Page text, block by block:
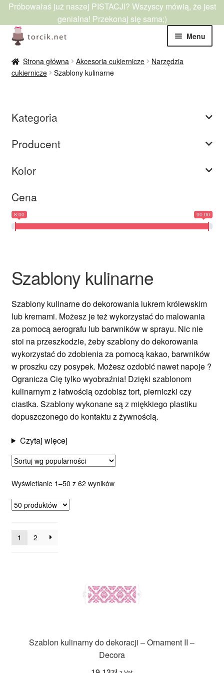
Próbowałaś już naszej PISTACJI? Wszyscy mówią, że jest
genialna! Przekonaj się sama;)
Przejdź
do
nawigacji
Przejdź
do
treści
Menu
Jadalne
Barwniki spożywcze
Tematyczne
Blog
Wyprzedaż
Nowości
Strona główna Akcesoria cukiernicze
Narzędzia
cukiernicze
Szablony kulinarne
Szablony kulinarne
Szablony kulinarne do dekorowania lukrem królewskim
lub kremami. Możesz je też wykorzystać do malowania
za pomocą aerografu lub barwników w sprayu. Nic nie
stoi na przeszkodzie, żeby szablony do dekorowania
wykorzystać do zdobienia za pomocą kakao, barwników
w proszku czy posypek. Możesz ozdobić nawet napoje ?
Ogranicza Cię tylko wyobraźnia! Dzięki szablonom
kulinarnym z łatwością ozdobisz tort, pierniczki czy
ciastka. Szablony wykonane są z miękkiego plastiku
dopuszczonego do kontaktu z żywnością.
Czytaj więcej
Wyświetlanie 1–50 z 62 wynikówPosortowane
1 2
Szablon kulinarny do dekoracji – Ornament II –
Decora
Kategoria
Producent
Kolor
Cena
8.00 90.00